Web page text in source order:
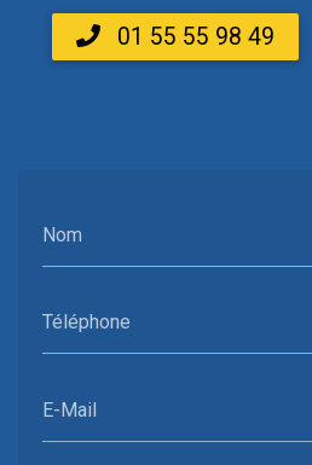
01 55 55 98 49
Nom
Téléphone
E-Mail